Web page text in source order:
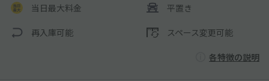
当日最大料金 平置き
再入庫可能 スペース変更可能
各特徴の説明